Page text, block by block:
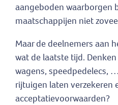
aangeboden waarborgen
maatschappijen niet
Maar de deelnemers aan
wat de laatste tijd.
wagens, speedpedelecs,
rijtuigen laten verzekeren
acceptatievoorwaarden?